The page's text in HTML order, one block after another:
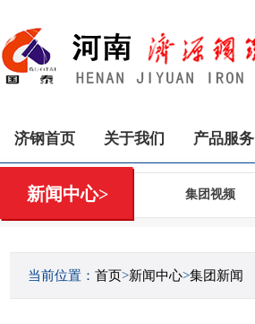
济钢首页 关于我们 产品服务
新闻中心> 集团视频
当前位置： 首页>新闻中心>集团新闻